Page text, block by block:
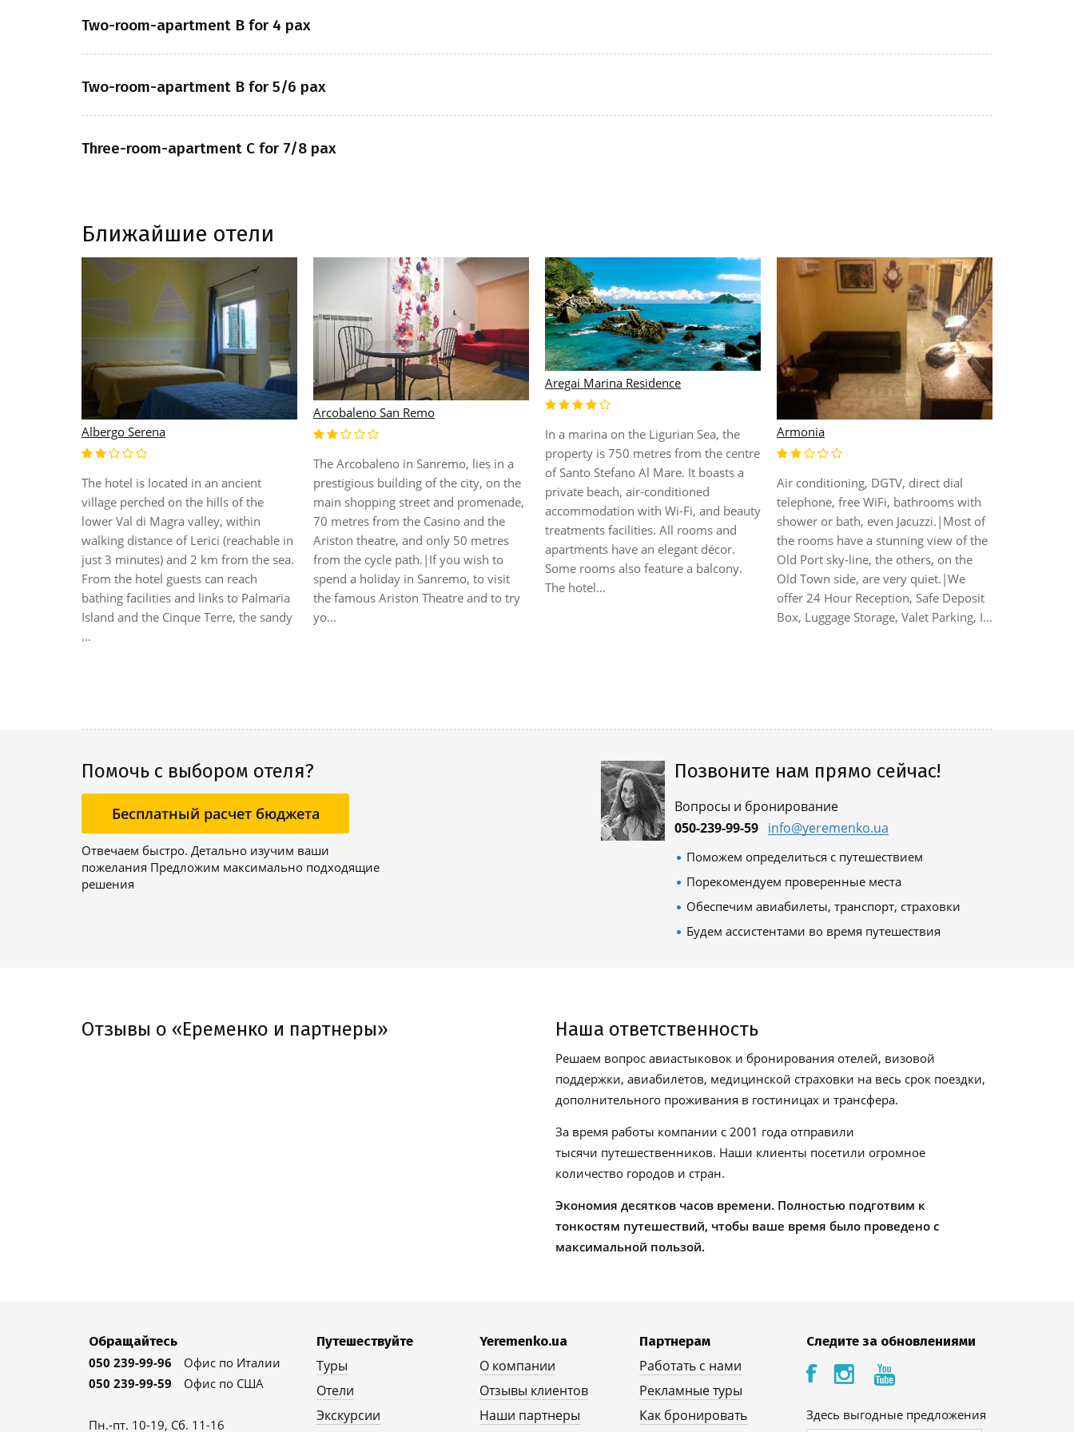
Two-room-apartment B for 4 pax
Two-room-apartment B for 5/6 pax
Three-room-apartment C for 7/8 pax
Ближайшие отели
Albergo Serena
The hotel is located in an ancient
village perched on the hills of the
lower Val di Magra valley, within
walking distance of Lerici (reachable in
just 3 minutes) and 2 km from the sea.
From the hotel guests can reach
bathing facilities and links to Palmaria
Island and the Cinque Terre, the sandy
...
Arcobaleno San Remo
The Arcobaleno in Sanremo, lies in a
prestigious building of the city, on the
main shopping street and promenade,
70 metres from the Casino and the
Ariston theatre, and only 50 metres
from the cycle path.|If you wish to
spend a holiday in Sanremo, to visit
the famous Ariston Theatre and to try
yo...
Aregai Marina Residence
In a marina on the Ligurian Sea, the
property is 750 metres from the centre
of Santo Stefano Al Mare. It boasts a
private beach, air-conditioned
accommodation with Wi-Fi, and beauty
treatments facilities. All rooms and
apartments have an elegant décor.
Some rooms also feature a balcony.
The hotel...
Armonia
Air conditioning, DGTV, direct dial
telephone, free WiFi, bathrooms with
shower or bath, even Jacuzzi.|Most of
the rooms have a stunning view of the
Old Port sky-line, the others, on the
Old Town side, are very quiet.|We
offer 24 Hour Reception, Safe Deposit
Box, Luggage Storage, Valet Parking, I...
Помочь с выбором отеля?
Бесплатный расчет бюджета
Отвечаем быстро. Детально изучим ваши
пожелания Предложим максимально подходящие
решения
Позвоните нам прямо сейчас!
Вопросы и бронирование
050-239-99-59 info@yeremenko.ua
Поможем определиться с путешествием
Порекомендуем проверенные места
Обеспечим авиабилеты, транспорт, страховки
Будем ассистентами во время путешествия
Отзывы о «Еременко и партнеры» Наша ответственность
Решаем вопрос авиастыковок и бронирования отелей, визовой
поддержки, авиабилетов, медицинской страховки на весь срок поездки,
дополнительного проживания в гостиницах и трансфера.
За время работы компании с 2001 года отправили
тысячи путешественников. Наши клиенты посетили огромное
количество городов и стран.
Экономия десятков часов времени. Полностью подготвим к
тонкостям путешествий, чтобы ваше время было проведено с
максимальной пользой.
Обращайтесь
050 239-99-96
Офис по Италии
050 239-99-59
Офис по США
Пн.-пт. 10-19, Сб. 11-16
Путешествуйте
Туры
Отели
Экскурсии
Yeremenko.ua
О компании
Отзывы клиентов
Наши партнеры
Партнерам
Работать с нами
Рекламные туры
Как бронировать
Следите за обновлениями
Здесь выгодные предложения